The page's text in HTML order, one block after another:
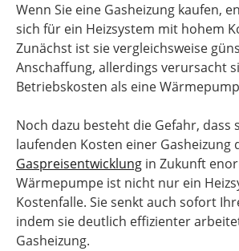
Wenn Sie eine Gasheizung kaufen,
sich für ein Heizsystem mit hohem
Zunächst ist sie vergleichsweise
Anschaffung, allerdings verursacht
Betriebskosten als eine
Noch dazu besteht die Gefahr, dass
laufenden Kosten einer Gasheizung
Gaspreisentwicklung in Zukunft
Wärmepumpe ist nicht nur ein
Kostenfalle. Sie senkt auch sofort
indem sie deutlich effizienter
Gasheizung.